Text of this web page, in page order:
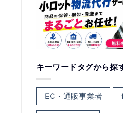
キーワードタグから探
EC・通販事業者